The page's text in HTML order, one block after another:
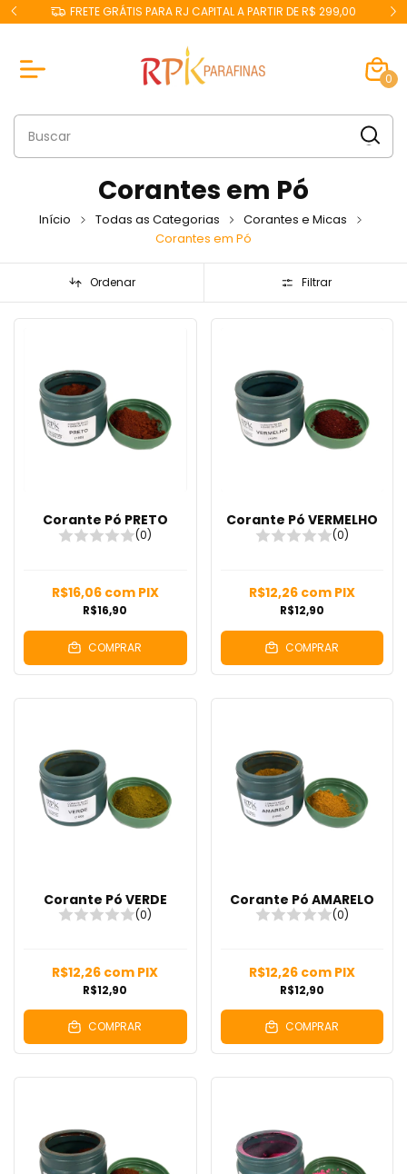
FRETE GRÁTIS PARA RJ CAPITAL A PARTIR DE R$ 299,00
0
Corantes em Pó
Início Todas as Categorias
Corantes e Micas
Corantes em Pó
Ordenar Filtrar
Corante Pó PRETO
(0)
R$16,90
R$16,06 com PIX
COMPRAR
Corante Pó VERMELHO
(0)
R$12,90
R$12,26 com PIX
COMPRAR
Corante Pó VERDE
(0)
R$12,90
R$12,26 com PIX
COMPRAR
Corante Pó AMARELO
(0)
R$12,90
R$12,26 com PIX
COMPRAR